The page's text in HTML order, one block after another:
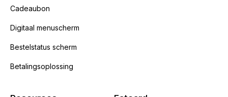
Cadeaubon
Digitaal menuscherm
Bestelstatus scherm
Betalingsoplossing